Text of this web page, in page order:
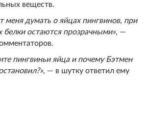
веществ.
меня думать о яйцах пингвинов, при
белки остаются прозрачными», —
пингвиньи яйца и почему Бэтмен
, — в шутку ответил ему